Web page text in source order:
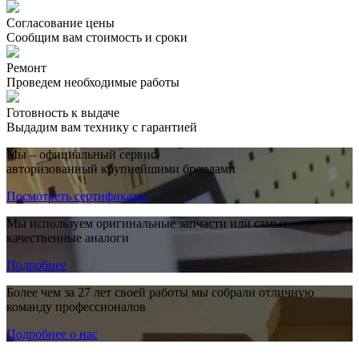
Согласование цены
Сообщим вам стоимость и сроки
Ремонт
Проведем необходимые работы
Готовность к выдаче
Выдадим вам технику с гарантией
Мы – официальный сервис,
авторизованный крупнейшими брендами
Посмотреть сертификаты
Мы используем оригинальные запчасти или самые
качественные аналоги
Подробнее
Более чем за 27 лет своей работы мы собрали отличную
команду профессионалов
Подробнее о нас